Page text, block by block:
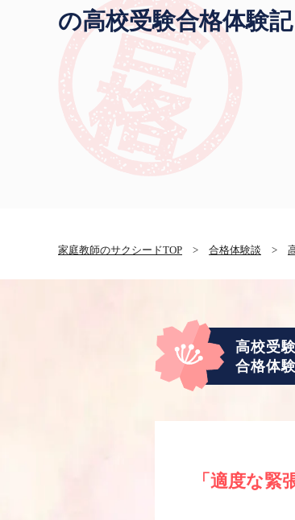
の高校受験合格体験記
家庭教師のサクシードTOP > 合格体験談 >
高校受
合格体
「適度な